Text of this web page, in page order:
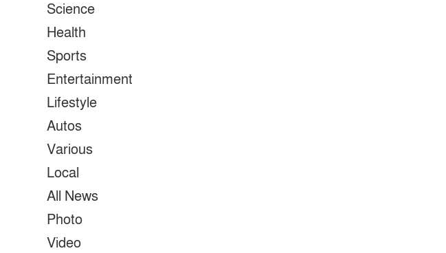
Science
Health
Sports
Entertainment
Lifestyle
Autos
Various
Local
All News
Photo
Video